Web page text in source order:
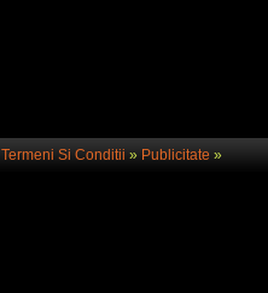
Termeni Si Conditii » Publicitate»